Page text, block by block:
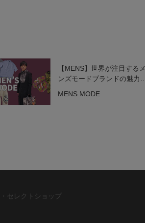
【MENS】世界が注目するメ
ンズモードブランドの魅力を
MENS MODE
セレクトショップ